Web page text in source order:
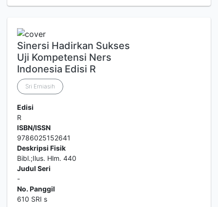
Sinersi Hadirkan Sukses
Uji Kompetensi Ners
Indonesia Edisi R
Sri Erniasih
Edisi
R
ISBN/ISSN
9786025152641
Deskripsi Fisik
Bibl.;Ilus. Hlm. 440
Judul Seri
-
No. Panggil
610 SRI s